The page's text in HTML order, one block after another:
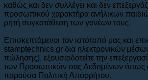
καθώς και δεν συλλέγει και δεν
προσωπικού χαρακτήρα ανήλικων
ρητή συγκατάθεση των γονέων τους.
Επισκεπτόμενοι τον ιστότοπό μας και
stamptechnics.gr δια ηλεκτρονικών
πώλησης), εξουσιοδοτείτε την
των Προσωπικών σας Δεδομένων όπως
παρούσα Πολιτική Απορρήτου.